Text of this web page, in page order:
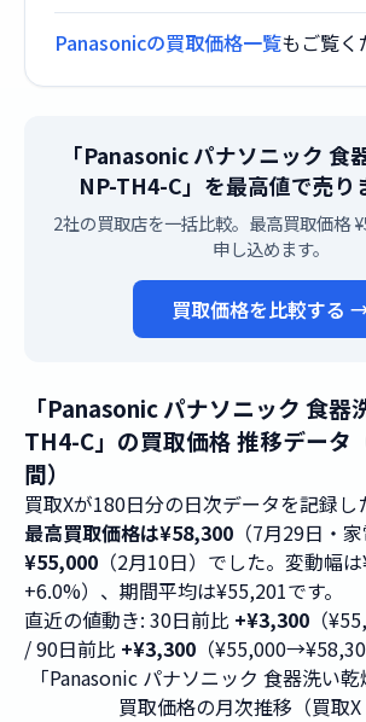
Panasonicの買取価格一覧もご覧く
「Panasonic パナソニック 食
NP-TH4-C」を最高値で売り
2社の買取店を一括比較。最高買取価格
申し込めます。
買取価格を比較する
「Panasonic パナソニック 食器
TH4-C」の買取価格 推移データ
間）
買取Xが180日分の日次データを記録
最高買取価格は¥58,300 （7月29日・
¥55,000 （2月10日）でした。変動幅
+6.0%）、期間平均は¥55,201です。
直近の値動き: 30日前比 +¥3,300 （
/ 90日前比 +¥3,300 （
「Panasonic パナソニック 食器洗い乾
買取価格の月次推移（買取X